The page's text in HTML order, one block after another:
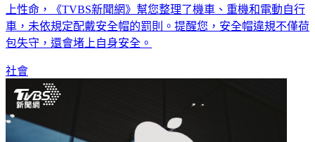
騎車不戴安全帽非常危險，吃上罰單不說，有些騎士還因此賠
上性命，《TVBS新聞網》幫您整理了機車、重機和電動自行
車，未依規定配戴安全帽的罰則。提醒您，安全帽違規不僅荷
社會